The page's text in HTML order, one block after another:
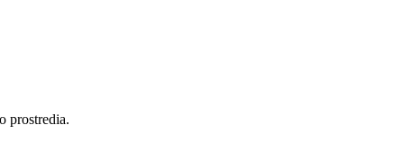
prostredia.